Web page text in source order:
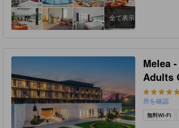
全て表示
Melea
Adults
所を確認
無料Wi-Fi